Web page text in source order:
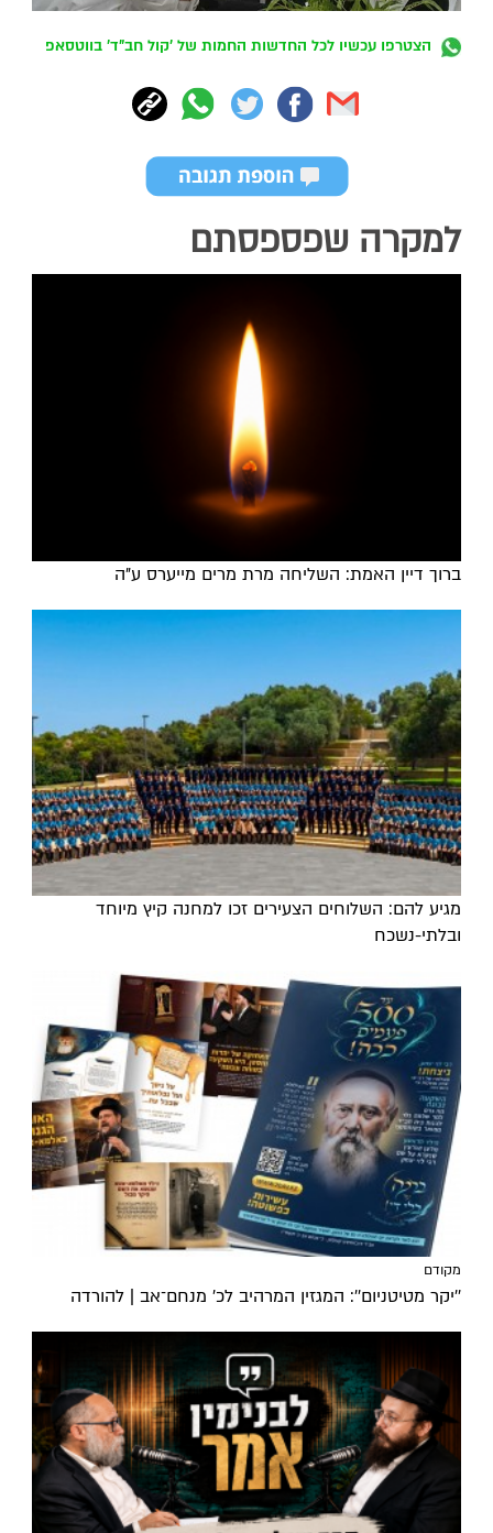
הצטרפו עכשיו לכל החדשות החמות של 'קול חב"ד' בווטסאפ
למקרה שפספסתם
ברוך דיין האמת: השליחה מרת מרים מייערס ע"ה
מגיע להם: השלוחים הצעירים זכו למחנה קיץ מיוחד
ובלתי-נשכח
מקודם
''יקר מטיטניום'': המגזין המרהיב לכ’ מנחם־אב | להורדה